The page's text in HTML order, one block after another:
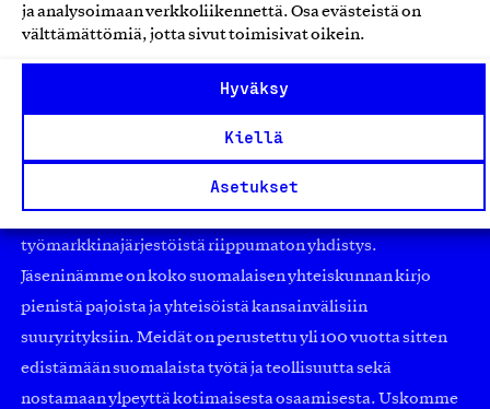
ja analysoimaan verkkoliikennettä. Osa evästeistä on
välttämättömiä, jotta sivut toimisivat oikein.
Hyväksy
Kiellä
Asetukset
Olemme jäsentemme omistama puolueeton,
työmarkkinajärjestöistä riippumaton yhdistys.
Jäseninämme on koko suomalaisen yhteiskunnan kirjo
pienistä pajoista ja yhteisöistä kansainvälisiin
suuryrityksiin. Meidät on perustettu yli 100 vuotta sitten
edistämään suomalaista työtä ja teollisuutta sekä
nostamaan ylpeyttä kotimaisesta osaamisesta. Uskomme